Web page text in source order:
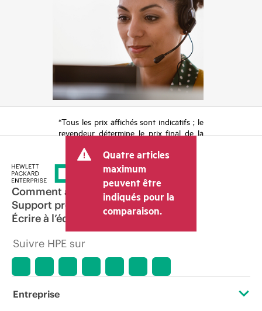
*Tous les prix affichés sont indicatifs ; le
revendeur détermine le prix final de la
tels que la TVA ou les taxes sur la vente
et les frais d’expédition. Le prix de la
transaction déterminé par le revendeur
peut varier par rapport à d’autres
revendeurs et au prix indicatif affiché.
Les prix indicatifs peuvent inclure des
offres promotionnelles limitées dans le
temps. HPE se réserve le droit d’ajuster
les prix à tout moment pour diverses
raisons, notamment, mais sans s’y limiter,
l’arrêt d’un produit, la disponibilité
période de promotion et des erreurs
Quatre articles
maximum
peuvent être
indiqués pour la
comparaison.
Comment acheter
Support produit
Écrire à l’équipe commerciale
Suivre HPE sur
Entreprise